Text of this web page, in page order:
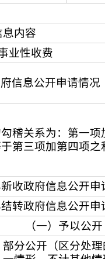
息内容
业性收费
信息公开申请情况
勾稽关系为：第一
第三项加第四项之
收政府信息公开申
转政府信息公开申
（一）予以公开
部分公开（区分处